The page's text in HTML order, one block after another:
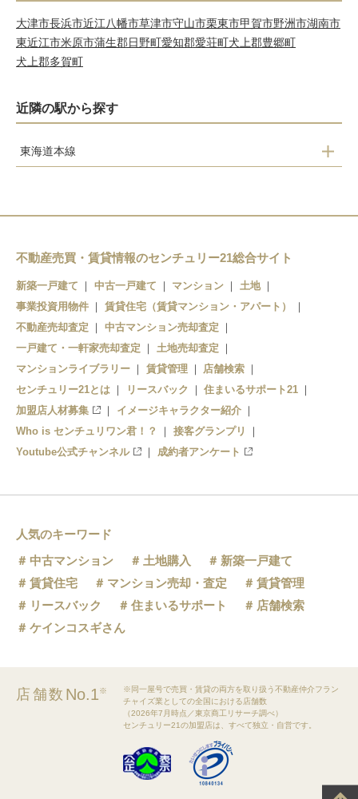
大津市長浜市近江八幡市草津市守山市栗東市甲賀市野洲市湖南市
東近江市米原市蒲生郡日野町愛知郡愛荘町犬上郡豊郷町
犬上郡多賀町
近隣の駅から探す
東海道本線
大津
不動産売買・賃貸情報のセンチュリー21総合サイト
新築一戸建て 中古一戸建て マンション
土地
事業投資用物件
賃貸住宅（賃貸マンション・アパート）
不動産売却査定
中古マンション売却査定
一戸建て・一軒家売却査定
土地売却査定
マンションライブラリー
賃貸管理
店舗検索
センチュリー21とは
リースバック
住まいるサポート21
加盟店人材募集
イメージキャラクター紹介
Who is センチュリワン君！？
接客グランプリ
Youtube公式チャンネル
成約者アンケート
人気のキーワード
中古マンション
土地購入
新築一戸建て
賃貸住宅
マンション売却・査定
賃貸管理
リースバック
住まいるサポート
店舗検索
ケインコスギさん
店舗数 No.1※
※同一屋号で売買・賃貸の両方を取り扱う不動産仲介フラン
チャイズ業としての全国における店舗数
（2026年7月時点／東京商工リサーチ調べ）
センチュリー21の加盟店は、すべて独立・自営です。